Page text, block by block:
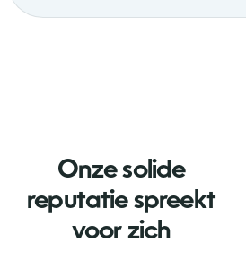
Onze solide
reputatie spreekt
voor zich